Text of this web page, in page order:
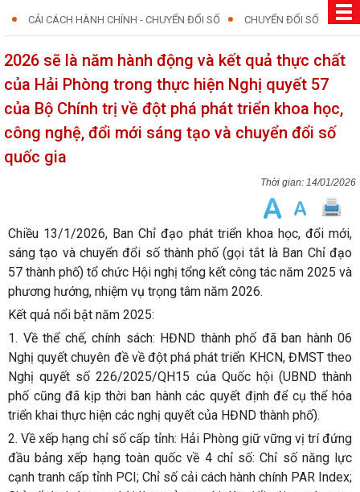
CẢI CÁCH HÀNH CHÍNH - CHUYỂN ĐỔI SỐ CHUYỂN ĐỔI SỐ
2026 sẽ là năm hành động và kết quả thực chất
của Hải Phòng trong thực hiện Nghị quyết 57
của Bộ Chính trị về đột phá phát triển khoa học,
công nghệ, đổi mới sáng tạo và chuyển đổi số
quốc gia
14/01/2026
Chiều 13/1/2026, Ban Chỉ đạo phát triển khoa học, đổi mới,
sáng tạo và chuyển đổi số thành phố (gọi tắt là Ban Chỉ đạo
57 thành phố) tổ chức Hội nghị tổng kết công tác năm 2025 và
phương hướng, nhiệm vụ trọng tâm năm 2026.
Kết quả nổi bật năm 2025:
1. Về thể chế, chính sách: HĐND thành phố đã ban hành 06
Nghị quyết chuyên đề về đột phá phát triển KHCN, ĐMST theo
Nghị quyết số 226/2025/QH15 của Quốc hội (UBND thành
phố cũng đã kịp thời ban hành các quyết định để cụ thể hóa
triển khai thực hiện các nghị quyết của HĐND thành phố).
2. Về xếp hạng chỉ số cấp tỉnh: Hải Phòng giữ vững vị trí đứng
đầu bảng xếp hạng toàn quốc về 4 chỉ số: Chỉ số năng lực
cạnh tranh cấp tỉnh PCI; Chỉ số cải cách hành chính PAR Index;